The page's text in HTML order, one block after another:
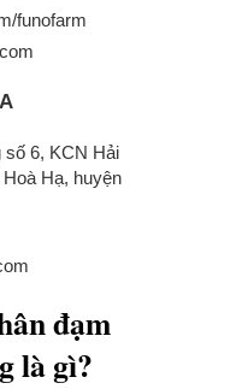
funofarm
6, KCN Hải
Hạ, huyện
đạm
là gì?